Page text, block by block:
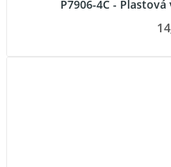
P7906-4C -